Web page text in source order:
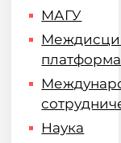
МАГУ
платформа
Наука